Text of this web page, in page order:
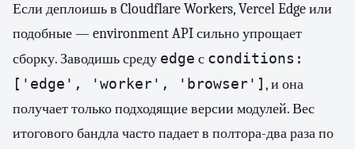
Если деплоишь в Cloudflare Workers, Vercel Edge или
подобные — environment API сильно упрощает
сборку. Заводишь среду edge с conditions:
['edge', 'worker', 'browser'] , и она
получает только подходящие версии модулей. Вес
итогового бандла часто падает в полтора-два раза по